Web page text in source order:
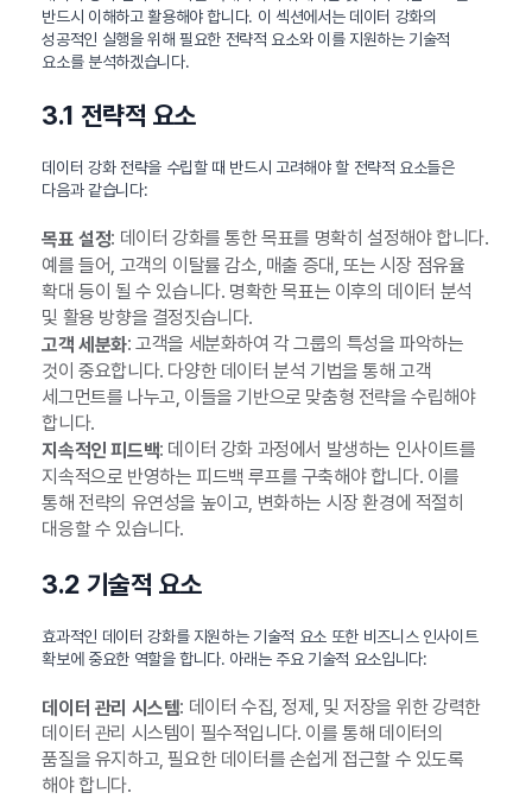
반드시 이해하고 활용해야 합니다. 이 섹션에서는 데이터 강화의
성공적인 실행을 위해 필요한 전략적 요소와 이를 지원하는 기술적
요소를 분석하겠습니다.
3.1 전략적 요소
데이터 강화 전략을 수립할 때 반드시 고려해야 할 전략적 요소들은
다음과 같습니다:
목표 설정: 데이터 강화를 통한 목표를 명확히 설정해야 합니다.
예를 들어, 고객의 이탈률 감소, 매출 증대, 또는 시장 점유율
확대 등이 될 수 있습니다. 명확한 목표는 이후의 데이터 분석
및 활용 방향을 결정짓습니다.
고객 세분화: 고객을 세분화하여 각 그룹의 특성을 파악하는
것이 중요합니다. 다양한 데이터 분석 기법을 통해 고객
세그먼트를 나누고, 이들을 기반으로 맞춤형 전략을 수립해야
합니다.
지속적인 피드백: 데이터 강화 과정에서 발생하는 인사이트를
지속적으로 반영하는 피드백 루프를 구축해야 합니다. 이를
통해 전략의 유연성을 높이고, 변화하는 시장 환경에 적절히
대응할 수 있습니다.
3.2 기술적 요소
효과적인 데이터 강화를 지원하는 기술적 요소 또한 비즈니스 인사이트
확보에 중요한 역할을 합니다. 아래는 주요 기술적 요소입니다:
데이터 관리 시스템: 데이터 수집, 정제, 및 저장을 위한 강력한
데이터 관리 시스템이 필수적입니다. 이를 통해 데이터의
품질을 유지하고, 필요한 데이터를 손쉽게 접근할 수 있도록
해야 합니다.